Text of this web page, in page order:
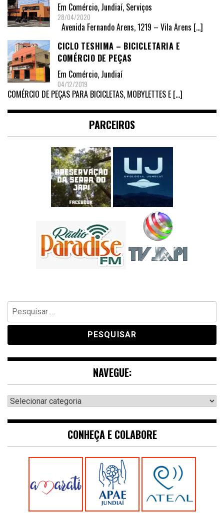
Em Comércio, Jundiaí, Serviços
28/04/2020
Avenida Fernando Arens, 1219 – Vila Arens […]
CICLO TESHIMA – BICICLETARIA E
COMÉRCIO DE PEÇAS
Em Comércio, Jundiaí
04/12/2019
COMÉRCIO DE PEÇAS PARA BICICLETAS, MOBYLETTES E […]
PARCEIROS
Pesquisar
por:
NAVEGUE:
Navegue:
CONHEÇA E COLABORE